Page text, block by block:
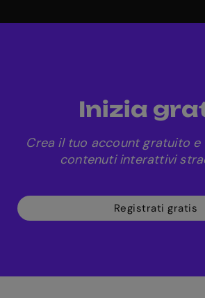
Inizia
Crea il tuo account gratuito e
contenuti interattivi
Registrati gratis